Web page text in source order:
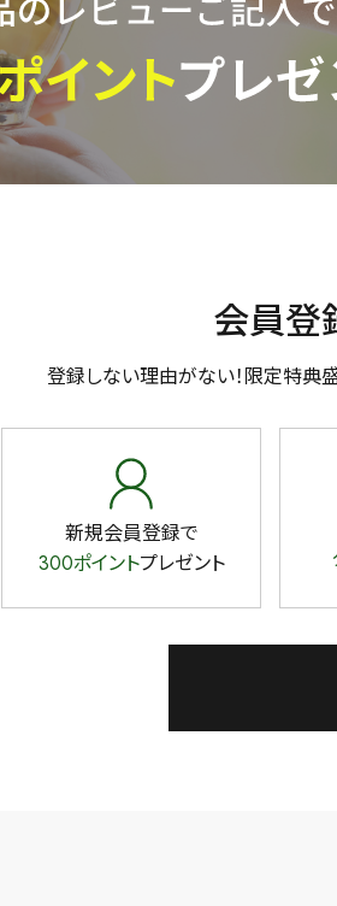
〜
ハーブティー
会員登
登録しない理由がない！限定特典盛
新規会員登録で
300ポイントプレゼント